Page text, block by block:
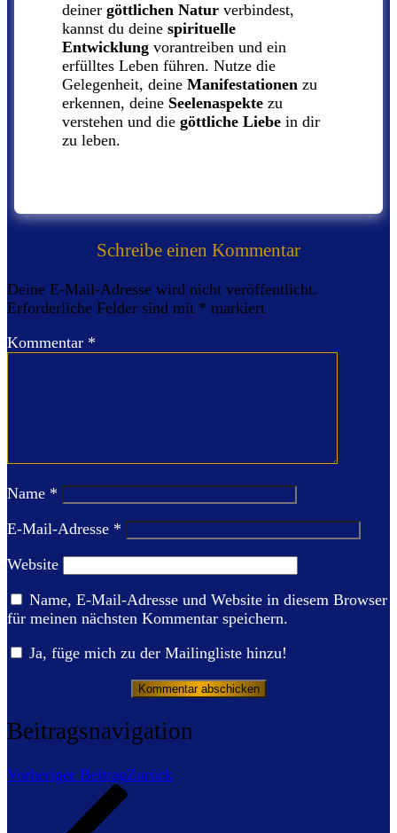
deiner göttlichen Natur verbindest,
kannst du deine spirituelle
Entwicklung vorantreiben und ein
erfülltes Leben führen. Nutze die
Gelegenheit, deine Manifestationen zu
erkennen, deine Seelenaspekte zu
verstehen und die göttliche Liebe in dir
zu leben.
Schreibe einen Kommentar
Deine E-Mail-Adresse wird nicht veröffentlicht.
Erforderliche Felder sind mit * markiert
Kommentar *
Name *
E-Mail-Adresse *
Website
Name, E-Mail-Adresse und Website in diesem Browser
für meinen nächsten Kommentar speichern.
Ja, füge mich zu der Mailingliste hinzu!
Beitragsnavigation
Vorheriger BeitragZurück